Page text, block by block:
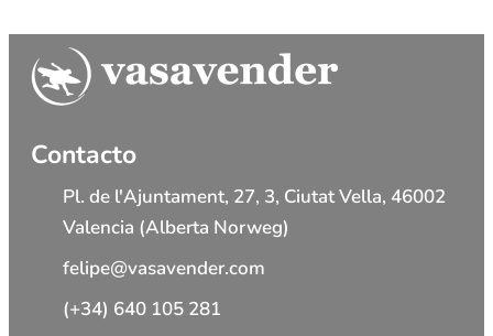
Contacto
Pl. de l'Ajuntament, 27, 3, Ciutat Vella, 46002
Valencia (Alberta Norweg)
felipe@vasavender.com
(+34) 640 105 281